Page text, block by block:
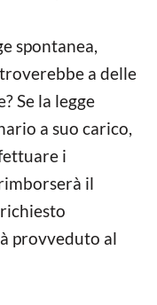
spontanea,
a delle
Se la legge
a suo carico,
i
il
provveduto al